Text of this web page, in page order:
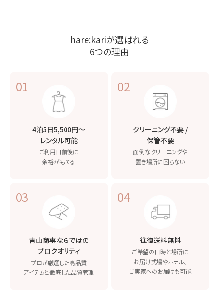
hare:kariが選ばれる
6つの理由
01
4泊5日5,500円〜
レンタル可能
ご利用日前後に
余裕がもてる
02
クリーニング不要 /
保管不要
面倒なクリーニングや
置き場所に困らない
03
青山商事ならではの
プロクオリティ
プロが厳選した高品質
アイテムと徹底した品質管理
04
往復送料無料
ご希望の日時と場所に
お届け式場やホテル、
ご実家へのお届けも可能